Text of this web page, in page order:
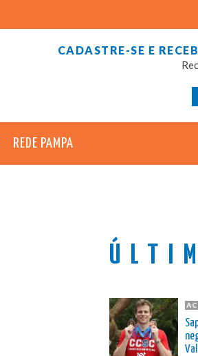
CADASTRE-SE E
REDE PAMPA